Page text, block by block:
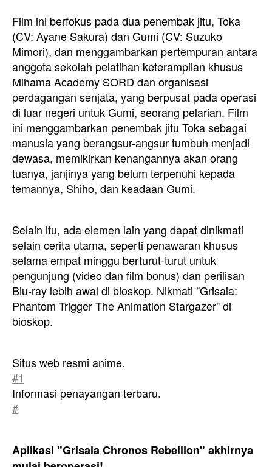
Film ini berfokus pada dua penembak jitu, Toka
(CV: Ayane Sakura) dan Gumi (CV: Suzuko
Mimori), dan menggambarkan pertempuran antara
anggota sekolah pelatihan keterampilan khusus
Mihama Academy SORD dan organisasi
perdagangan senjata, yang berpusat pada operasi
di luar negeri untuk Gumi, seorang pelarian. Film
ini menggambarkan penembak jitu Toka sebagai
manusia yang berangsur-angsur tumbuh menjadi
dewasa, memikirkan kenangannya akan orang
tuanya, janjinya yang belum terpenuhi kepada
temannya, Shiho, dan keadaan Gumi.
Selain itu, ada elemen lain yang dapat dinikmati
selain cerita utama, seperti penawaran khusus
selama empat minggu berturut-turut untuk
pengunjung (video dan film bonus) dan perilisan
Blu-ray lebih awal di bioskop. Nikmati "Grisaia:
Phantom Trigger The Animation Stargazer" di
bioskop.
Situs web resmi anime.
#1
Informasi penayangan terbaru.
#
Aplikasi "Grisaia Chronos Rebellion" akhirnya